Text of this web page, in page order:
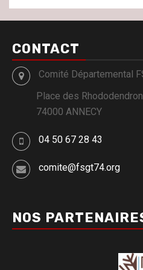
CONTACT
Comité Départemental
Place des
74000 ANNECY
04 50 67 28 43
comite@fsgt74.org
NOS